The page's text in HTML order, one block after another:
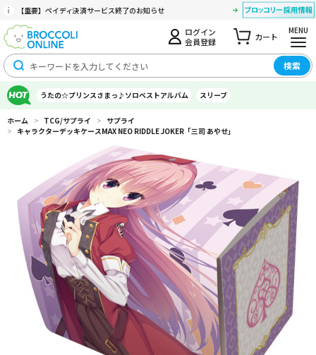
【重要】ペイディ決済サービス終了のお知らせ
ログイン
会員登録
カート
MENU
検索
うたの☆プリンスさまっ♪ソロベストアルバム スリーブ
ホーム > TCG/サプライ > サプライ
> キャラクターデッキケースMAX NEO RIDDLE JOKER「三司 あやせ」